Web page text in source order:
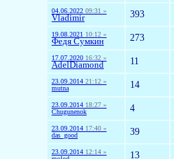
04.06.2022 09:31 »
Vladimir 393
19.08.2021 10:12 »
Федя Сумкин 273
17.07.2020 16:32 »
AdelDiamond 11
23.09.2014 21:12 »
mutna
14
23.09.2014 18:27 »
Chugunenok
4
23.09.2014 17:40 »
das_good
39
23.09.2014 12:14 »
13